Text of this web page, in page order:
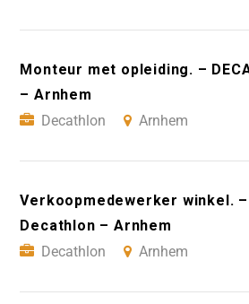
Monteur met opleiding. –
– Arnhem
Decathlon
Arnhem
Verkoopmedewerker winkel. –
Decathlon – Arnhem
Decathlon
Arnhem